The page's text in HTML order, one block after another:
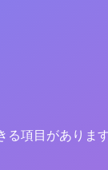
る項目がありま